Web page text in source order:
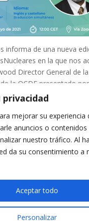
mejorar su experiencia
anuncios o contenidos
nuestro tráfico. Al
da su consentimiento a
Personalizar
Aceptar todo
informa de una nueva
en la que nos
Director General de
la OCDE presentado
de Foro Nuclear.
de la Agencia
así como a su Director
en inglés con traducción
interés os
las 12.00 horas, vía Zoom.